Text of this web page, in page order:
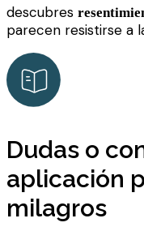
descubres
parecen resistirse a
Dudas o
aplicación
milagros